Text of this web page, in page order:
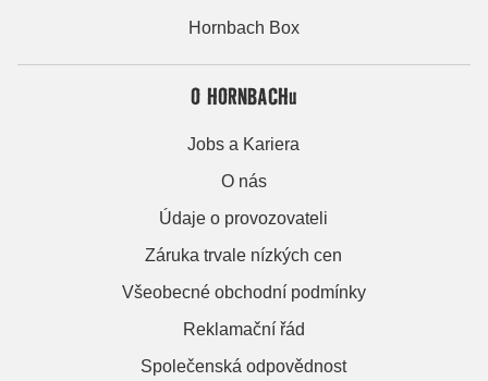
Hornbach Box
O HORNBACHu
Jobs a Kariera
O nás
Údaje o provozovateli
Záruka trvale nízkých cen
Všeobecné obchodní podmínky
Reklamační řád
Společenská odpovědnost